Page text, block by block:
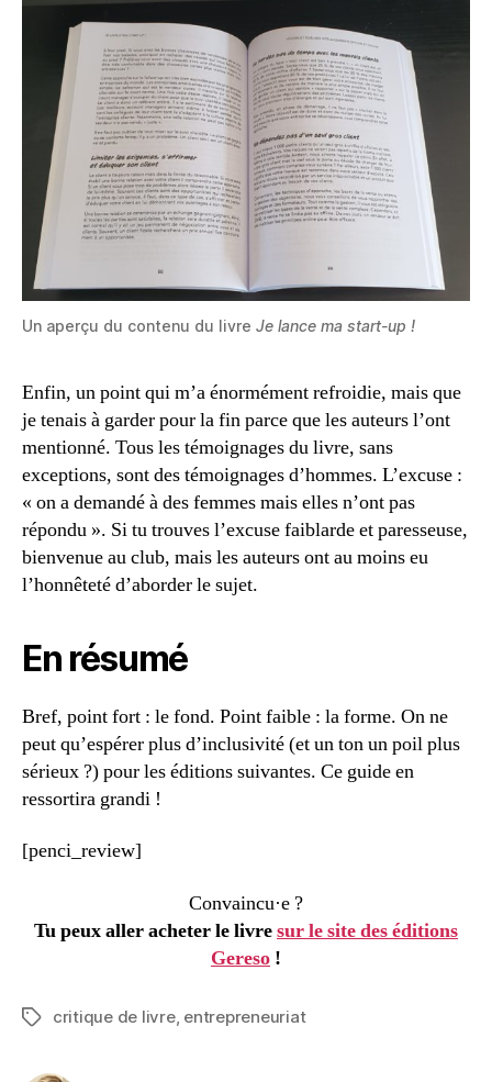
Un aperçu du contenu du livre Je lance ma start-up !
Enfin, un point qui m’a énormément refroidie, mais que
je tenais à garder pour la fin parce que les auteurs l’ont
mentionné. Tous les témoignages du livre, sans
exceptions, sont des témoignages d’hommes. L’excuse :
« on a demandé à des femmes mais elles n’ont pas
répondu ». Si tu trouves l’excuse faiblarde et paresseuse,
bienvenue au club, mais les auteurs ont au moins eu
l’honnêteté d’aborder le sujet.
En résumé
Bref, point fort : le fond. Point faible : la forme. On ne
peut qu’espérer plus d’inclusivité (et un ton un poil plus
sérieux ?) pour les éditions suivantes. Ce guide en
ressortira grandi !
[penci_review]
Convaincu·e ?
Tu peux aller acheter le livresur le site des éditions
Gereso !
Étiquettes
critique de livre, entrepreneuriat